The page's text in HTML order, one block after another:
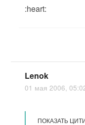
:heart:
Lenok
01 мая 2006,
ПОКАЗАТЬ